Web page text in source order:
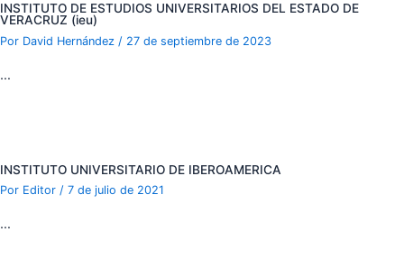
INSTITUTO DE ESTUDIOS UNIVERSITARIOS DEL ESTADO DE
VERACRUZ (ieu)
Por David Hernández / 27 de septiembre de 2023
…
INSTITUTO UNIVERSITARIO DE IBEROAMERICA
Por Editor / 7 de julio de 2021
…